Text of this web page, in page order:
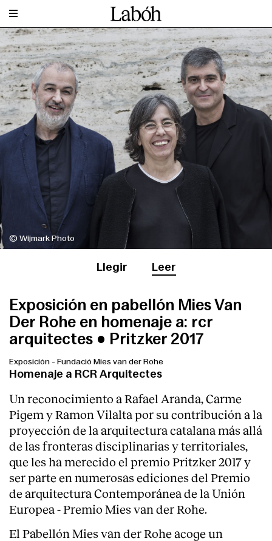
© Wijmark Photo
Llegir Leer
Exposición en pabellón Mies Van
Der Rohe en homenaje a: rcr
arquitectes • Pritzker 2017
Exposición - Fundació Mies van der Rohe
Homenaje a RCR Arquitectes
Un reconocimiento a Rafael Aranda, Carme
Pigem y Ramon Vilalta por su contribución a la
proyección de la arquitectura catalana más allá
de las fronteras disciplinarias y territoriales,
que les ha merecido el premio Pritzker 2017 y
ser parte en numerosas ediciones del Premio
de arquitectura Contemporánea de la Unión
Europea - Premio Mies van der Rohe.
El Pabellón Mies van der Rohe acoge un